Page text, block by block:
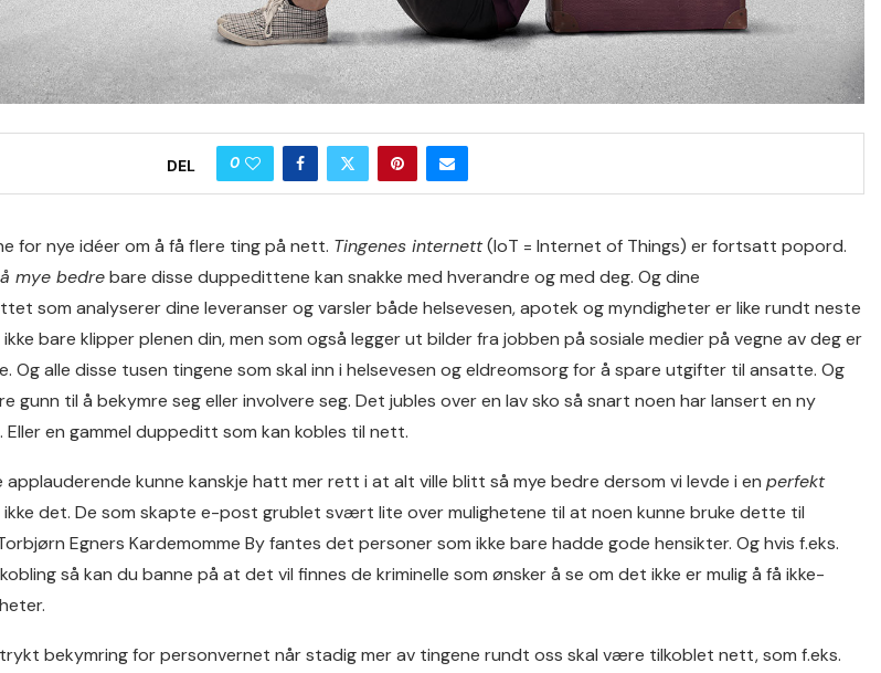
DEL 0
for nye idéer om å få flere ting på nett. Tingenes internett(IoT = Internet of Things) er fortsatt popord.
mye bedrebare disse duppedittene kan snakke med hverandre og med deg. Og dine
som analyserer dine leveranser og varsler både helsevesen, apotek og myndigheter er like rundt neste
bare klipper plenen din, men som også legger ut bilder fra jobben på sosiale medier på vegne av deg er
Og alle disse tusen tingene som skal inn i helsevesen og eldreomsorg for å spare utgifter til ansatte. Og
gunn til å bekymre seg eller involvere seg. Det jubles over en lav sko så snart noen har lansert en ny
en gammel duppeditt som kan kobles til nett.
kunne kanskje hatt mer rett i at alt ville blitt så mye bedre dersom vi levde i en perfekt
ikke det. De som skapte e-post grublet svært lite over mulighetene til at noen kunne bruke dette til
Egners Kardemomme By fantes det personer som ikke bare hadde gode hensikter. Og hvis f.eks.
så kan du banne på at det vil finnes de kriminelle som ønsker å se om det ikke er mulig å få ikke-
bekymring for personvernet når stadig mer av tingene rundt oss skal være tilkoblet nett, som f.eks.